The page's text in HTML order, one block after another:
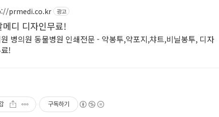
prmedi.co.kr 광고
메디 디자인무료!
병의원 동물병원 인쇄전문 - 약봉투,약포지,챠트,비닐봉투, 디자
!
구독하기